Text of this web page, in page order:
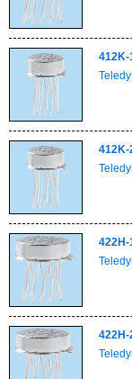
412K-
412K-
422H-
422H-